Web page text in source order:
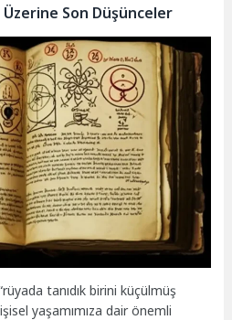
Üzerine Son Düşünceler
tanıdık birini küçülmüş
yaşamımıza dair önemli